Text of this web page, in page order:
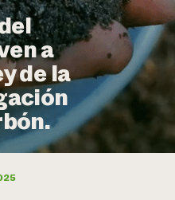
productos electrónicos
comunicación
a
de la